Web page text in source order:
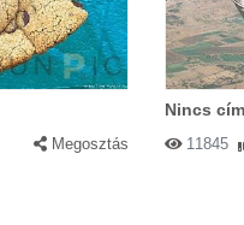
Megosztás
Nincs
11845